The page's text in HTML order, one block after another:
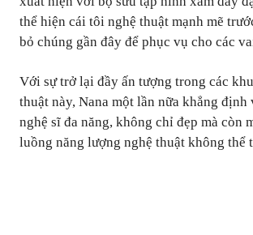
thể hiện cái tôi nghệ thuật mạnh mẽ
bỏ chúng gần đây để phục vụ cho các
Với sự trở lại đầy ấn tượng trong các
thuật này, Nana một lần nữa khẳng định
nghệ sĩ đa năng, không chỉ đẹp mà còn
luồng năng lượng nghệ thuật không thể